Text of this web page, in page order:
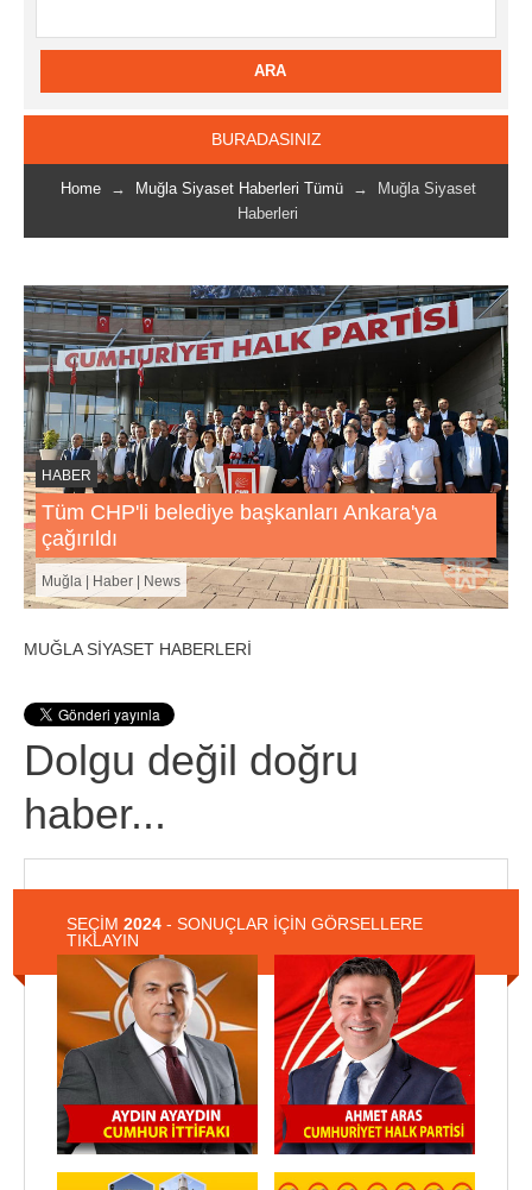
BURADASINIZ
Home→ Muğla Siyaset Haberleri Tümü→ Muğla Siyaset
Haberleri
HABER
Tüm CHP'li belediye başkanları Ankara'ya
çağırıldı
Muğla | Haber | News
MUĞLA SİYASET HABERLERİ
Dolgu değil doğru
haber...
SEÇİM 2024 - SONUÇLAR İÇİN GÖRSELLERE
TIKLAYIN